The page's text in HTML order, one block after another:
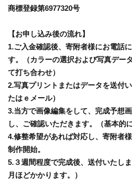
商標登録第6977320号
【お申し込み後の流れ】
1.ご入金確認後、寄附者様にお電話
す。（カラーの選択および写真デー
て打ち合わせ）
2.写真プリントまたはデータを送付
たはｅメール）
3.当方で画像編集をして、完成予想
し、ご確認いただきます。（基本的
4.修整希望があれば対応し、寄附者
制作開始。
5.３週間程度で完成後、送付いたし
月ほどかかります。）